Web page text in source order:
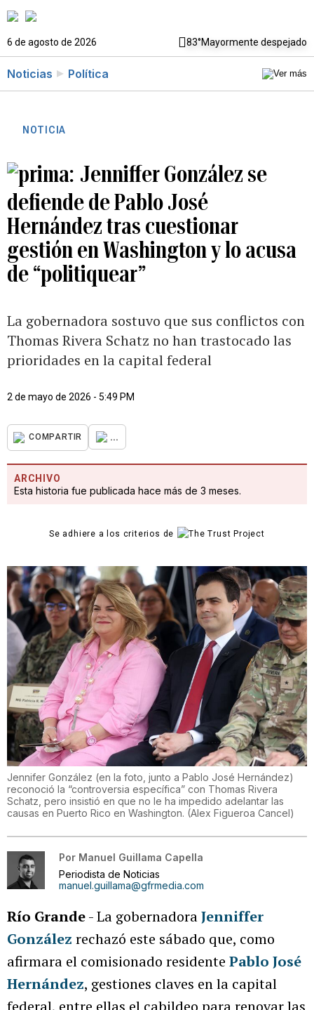
6 de agosto de 2026 83°Mayormente despejado
Noticias Política
NOTICIA
Jenniffer González se
defiende de Pablo José
Hernández tras cuestionar
gestión en Washington y lo acusa
de “politiquear”
La gobernadora sostuvo que sus conflictos con
Thomas Rivera Schatz no han trastocado las
prioridades en la capital federal
2 de mayo de 2026 - 5:49 PM
COMPARTIR ...
ARCHIVO
Esta historia fue publicada hace más de 3 meses.
Se adhiere a los criterios de
Jennifer González (en la foto, junto a Pablo José Hernández)
reconoció la “controversia específica” con Thomas Rivera
Schatz, pero insistió en que no le ha impedido adelantar las
causas en Puerto Rico en Washington. (Alex Figueroa Cancel)
Por Manuel Guillama Capella
Periodista de Noticias
manuel.guillama@gfrmedia.com
Río Grande- La gobernadoraJenniffer
González rechazó este sábado que, como
afirmara el comisionado residente Pablo José
Hernández, gestiones claves en la capital
federal, entre ellas el cabildeo para renovar las